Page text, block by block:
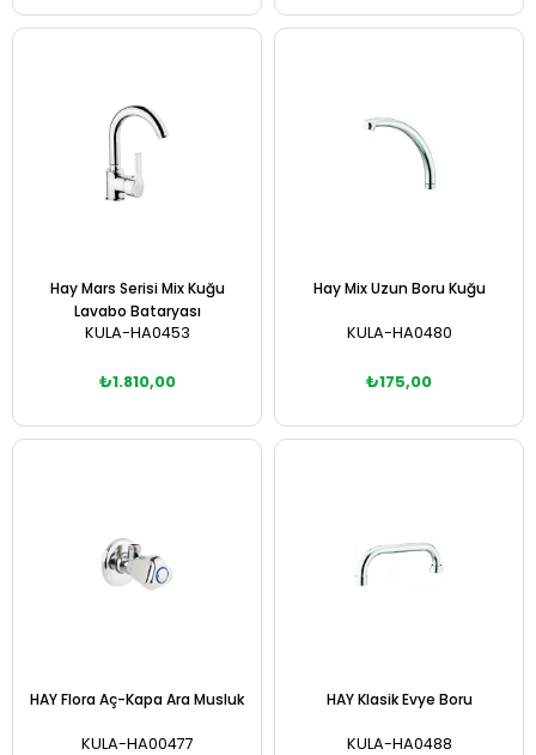
Hay Mars Serisi Mix Kuğu
Lavabo Bataryası
KULA-HA0453
₺1.810,00
Hay Mix Uzun Boru Kuğu
KULA-HA0480
₺175,00
HAY Flora Aç-Kapa Ara Musluk
KULA-HA00477
HAY Klasik Evye Boru
KULA-HA0488